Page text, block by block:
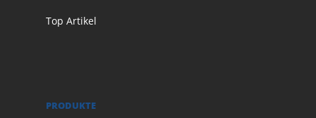
Top Artikel
PRODUKTE